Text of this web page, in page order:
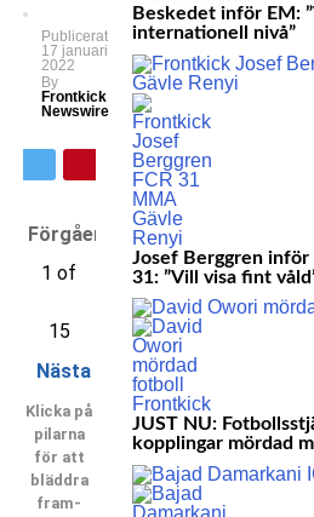
Publicerat
17 januari
2022
By
Frontkick
Newswire
Förgående
1 of
15
Nästa
Klicka på
pilarna
för att
bläddra
fram-
Beskedet inför EM:
internationell nivå”
Josef Berggren
31: ”Vill visa fint
JUST NU:
kopplingar mördad